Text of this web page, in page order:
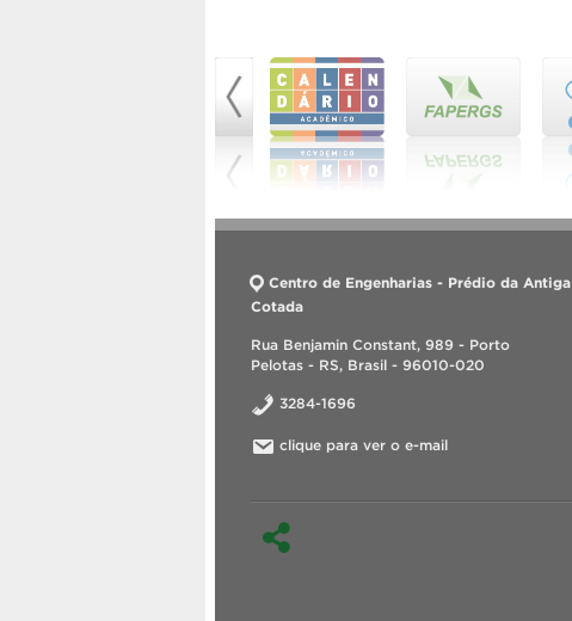
Centro de Engenharias - Prédio da Antiga
Cotada
Rua Benjamin Constant, 989 - Porto
Pelotas - RS, Brasil - 96010-020
3284-1696
clique para ver o e-mail